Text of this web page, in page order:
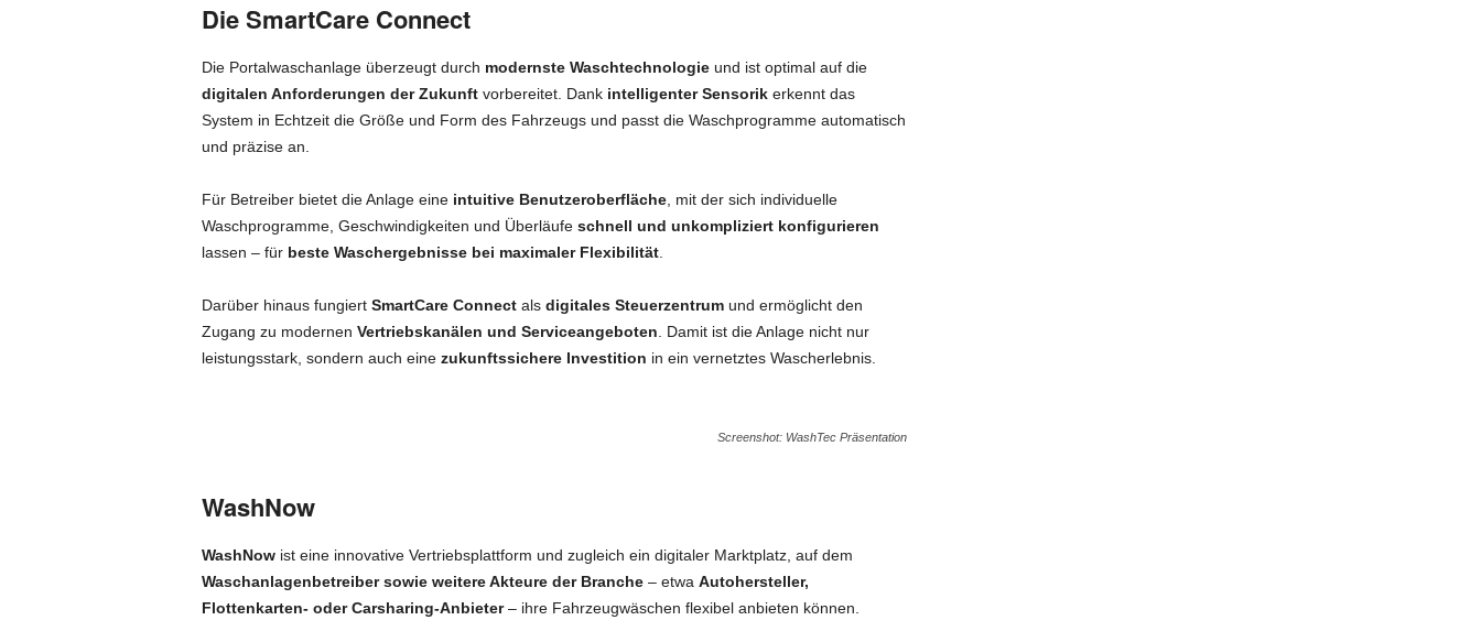
Die SmartCare Connect
Die Portalwaschanlage überzeugt durch modernste Waschtechnologieund ist optimal auf die
digitalen Anforderungen der Zukunftvorbereitet. Dank intelligenter Sensorikerkennt das
System in Echtzeit die Größe und Form des Fahrzeugs und passt die Waschprogramme automatisch
und präzise an.
Für Betreiber bietet die Anlage eine intuitive Benutzeroberfläche, mit der sich individuelle
Waschprogramme, Geschwindigkeiten und Überläufe schnell und unkompliziert konfigurieren
lassen – für beste Waschergebnisse bei maximaler Flexibilität.
Darüber hinaus fungiert SmartCare Connectals digitales Steuerzentrumund ermöglicht den
Zugang zu modernen Vertriebskanälen und Serviceangeboten . Damit ist die Anlage nicht nur
leistungsstark, sondern auch eine zukunftssichere Investition in ein vernetztes Wascherlebnis.
Screenshot: WashTec Präsentation
WashNow
WashNowist eine innovative Vertriebsplattform und zugleich ein digitaler Marktplatz, auf dem
Waschanlagenbetreiber sowie weitere Akteure der Branche– etwa Autohersteller,
Flottenkarten- oder Carsharing-Anbieter– ihre Fahrzeugwäschen flexibel anbieten können.